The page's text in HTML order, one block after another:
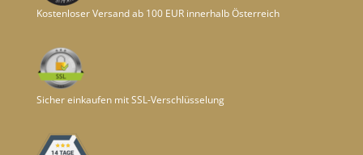
Kostenloser Versand ab 100 EUR innerhalb Österreich
Sicher einkaufen mit SSL-Verschlüsselung